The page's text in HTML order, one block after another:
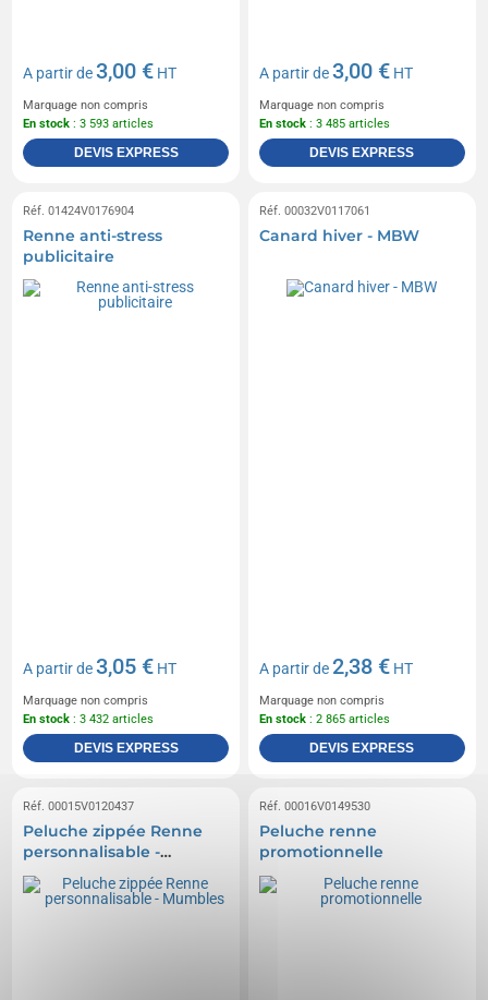
A partir de3,00 € HT
Marquage non compris
En stock : 3 593 articles
DEVIS EXPRESS
A partir de3,00 € HT
Marquage non compris
En stock : 3 485 articles
DEVIS EXPRESS
Réf. 01424V0176904
Renne anti-stress
publicitaire
A partir de3,05 € HT
Marquage non compris
En stock : 3 432 articles
DEVIS EXPRESS
Réf. 00032V0117061
Canard hiver - MBW
A partir de2,38 € HT
Marquage non compris
En stock : 2 865 articles
DEVIS EXPRESS
Réf. 00015V0120437
Peluche zippée Renne
personnalisable -
Mumbles
Réf. 00016V0149530
Peluche renne
promotionnelle